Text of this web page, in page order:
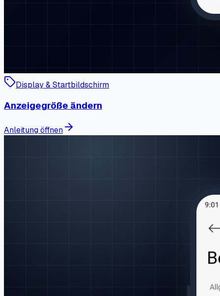
Display & Startbildschirm
Anzeigegröße ändern
Anleitung öffnen